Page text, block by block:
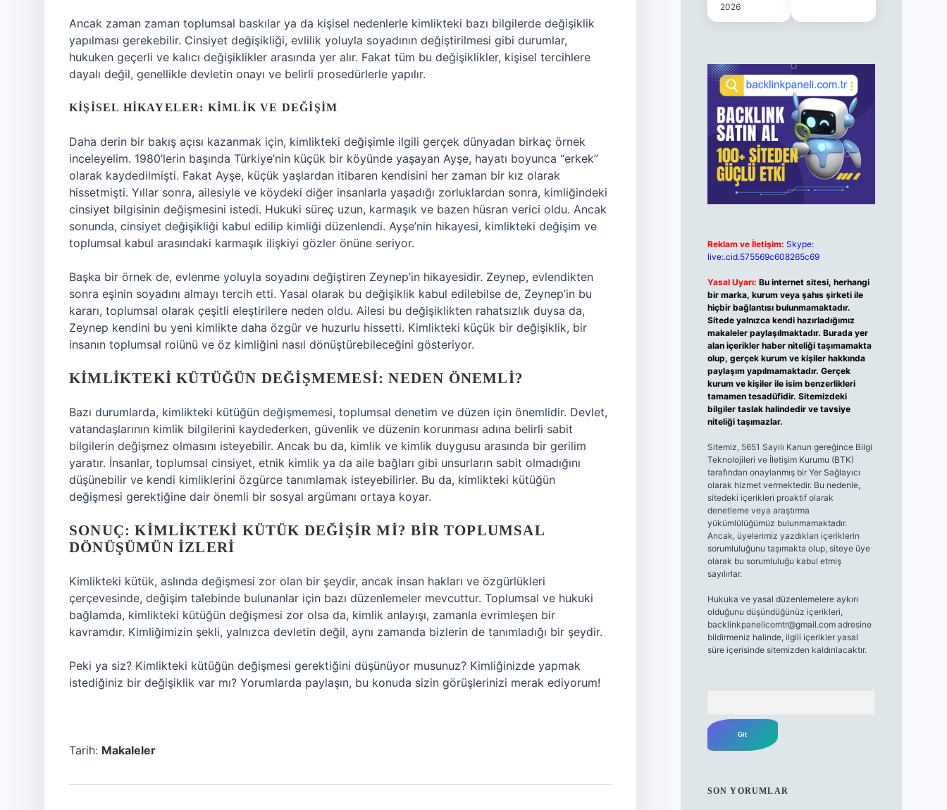
Ancak zaman zaman toplumsal baskılar ya da kişisel nedenlerle kimlikteki bazı bilgilerde değişiklik
yapılması gerekebilir. Cinsiyet değişikliği, evlilik yoluyla soyadının değiştirilmesi gibi durumlar,
hukuken geçerli ve kalıcı değişiklikler arasında yer alır. Fakat tüm bu değişiklikler, kişisel tercihlere
dayalı değil, genellikle devletin onayı ve belirli prosedürlerle yapılır.
KIŞISEL HIKAYELER: KIMLIK VE DEĞIŞIM
Daha derin bir bakış açısı kazanmak için, kimlikteki değişimle ilgili gerçek dünyadan birkaç örnek
inceleyelim. 1980’lerin başında Türkiye’nin küçük bir köyünde yaşayan Ayşe, hayatı boyunca “erkek”
olarak kaydedilmişti. Fakat Ayşe, küçük yaşlardan itibaren kendisini her zaman bir kız olarak
hissetmişti. Yıllar sonra, ailesiyle ve köydeki diğer insanlarla yaşadığı zorluklardan sonra, kimliğindeki
cinsiyet bilgisinin değişmesini istedi. Hukuki süreç uzun, karmaşık ve bazen hüsran verici oldu. Ancak
sonunda, cinsiyet değişikliği kabul edilip kimliği düzenlendi. Ayşe’nin hikayesi, kimlikteki değişim ve
toplumsal kabul arasındaki karmaşık ilişkiyi gözler önüne seriyor.
Başka bir örnek de, evlenme yoluyla soyadını değiştiren Zeynep’in hikayesidir. Zeynep, evlendikten
sonra eşinin soyadını almayı tercih etti. Yasal olarak bu değişiklik kabul edilebilse de, Zeynep’in bu
kararı, toplumsal olarak çeşitli eleştirilere neden oldu. Ailesi bu değişiklikten rahatsızlık duysa da,
Zeynep kendini bu yeni kimlikte daha özgür ve huzurlu hissetti. Kimlikteki küçük bir değişiklik, bir
insanın toplumsal rolünü ve öz kimliğini nasıl dönüştürebileceğini gösteriyor.
KIMLIKTEKI KÜTÜĞÜN DEĞIŞMEMESI: NEDEN ÖNEMLI?
Bazı durumlarda, kimlikteki kütüğün değişmemesi, toplumsal denetim ve düzen için önemlidir. Devlet,
vatandaşlarının kimlik bilgilerini kaydederken, güvenlik ve düzenin korunması adına belirli sabit
bilgilerin değişmez olmasını isteyebilir. Ancak bu da, kimlik ve kimlik duygusu arasında bir gerilim
yaratır. İnsanlar, toplumsal cinsiyet, etnik kimlik ya da aile bağları gibi unsurların sabit olmadığını
düşünebilir ve kendi kimliklerini özgürce tanımlamak isteyebilirler. Bu da, kimlikteki kütüğün
değişmesi gerektiğine dair önemli bir sosyal argümanı ortaya koyar.
SONUÇ: KIMLIKTEKI KÜTÜK DEĞIŞIR MI? BIR TOPLUMSAL
DÖNÜŞÜMÜN İZLERI
Kimlikteki kütük, aslında değişmesi zor olan bir şeydir, ancak insan hakları ve özgürlükleri
çerçevesinde, değişim talebinde bulunanlar için bazı düzenlemeler mevcuttur. Toplumsal ve hukuki
bağlamda, kimlikteki kütüğün değişmesi zor olsa da, kimlik anlayışı, zamanla evrimleşen bir
kavramdır. Kimliğimizin şekli, yalnızca devletin değil, aynı zamanda bizlerin de tanımladığı bir şeydir.
Peki ya siz? Kimlikteki kütüğün değişmesi gerektiğini düşünüyor musunuz? Kimliğinizde yapmak
istediğiniz bir değişiklik var mı? Yorumlarda paylaşın, bu konuda sizin görüşlerinizi merak ediyorum!
Tarih: Makaleler
2026
Reklam ve İletişim: Skype:
live:.cid.575569c608265c69
Yasal Uyarı: Bu internet sitesi, herhangi
bir marka, kurum veya şahıs şirketi ile
hiçbir bağlantısı bulunmamaktadır.
Sitede yalnızca kendi hazırladığımız
makaleler paylaşılmaktadır. Burada yer
alan içerikler haber niteliği taşımamakta
olup, gerçek kurum ve kişiler hakkında
paylaşım yapılmamaktadır. Gerçek
kurum ve kişiler ile isim benzerlikleri
tamamen tesadüfidir. Sitemizdeki
bilgiler taslak halindedir ve tavsiye
niteliği taşımazlar.
Sitemiz, 5651 Sayılı Kanun gereğince Bilgi
Teknolojileri ve İletişim Kurumu (BTK)
tarafından onaylanmış bir Yer Sağlayıcı
olarak hizmet vermektedir. Bu nedenle,
sitedeki içerikleri proaktif olarak
denetleme veya araştırma
yükümlülüğümüz bulunmamaktadır.
Ancak, üyelerimiz yazdıkları içeriklerin
sorumluluğunu taşımakta olup, siteye üye
olarak bu sorumluluğu kabul etmiş
sayılırlar.
Hukuka ve yasal düzenlemelere aykırı
olduğunu düşündüğünüz içerikleri,
backlinkpanelicomtr@gmail.comadresine
bildirmeniz halinde, ilgili içerikler yasal
süre içerisinde sitemizden kaldırılacaktır.
SON YORUMLAR